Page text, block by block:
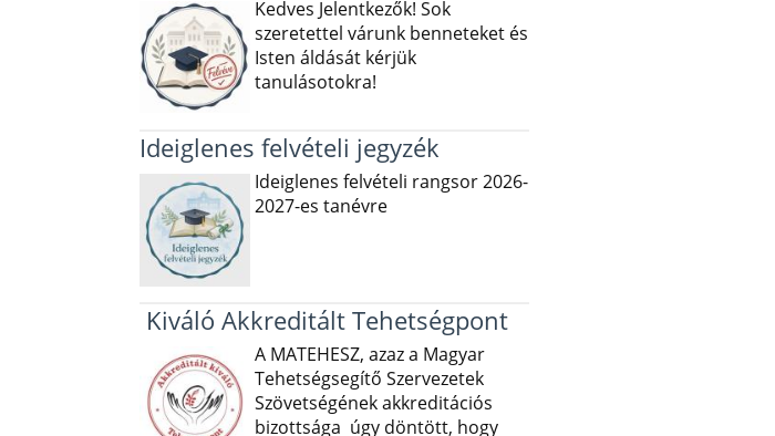
Kedves Jelentkezők! Sok
szeretettel várunk benneteket és
Isten áldását kérjük
tanulásotokra!
Ideiglenes felvételi jegyzék
Ideiglenes felvételi rangsor 2026-
2027-es tanévre
Kiváló Akkreditált Tehetségpont
A MATEHESZ, azaz a Magyar
Tehetségsegítő Szervezetek
Szövetségének akkreditációs
bizottsága úgy döntött, hogy